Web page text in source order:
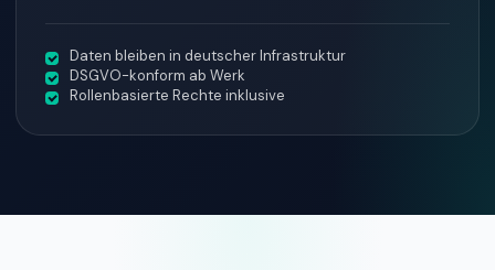
Daten bleiben in deutscher Infrastruktur
DSGVO-konform ab Werk
Rollenbasierte Rechte inklusive